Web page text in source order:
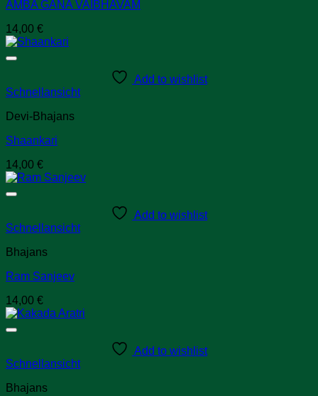
AMBA GANA VAIBHAVAM
14,00 €
Add to wishlist
Schnellansicht
Devi-Bhajans
Shaankari
14,00 €
Add to wishlist
Schnellansicht
Bhajans
Ram Sanjeev
14,00 €
Add to wishlist
Schnellansicht
Bhajans